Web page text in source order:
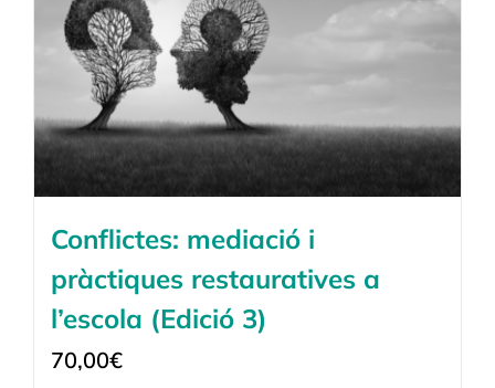
Conflictes: mediació i
pràctiques restauratives a
l’escola (Edició 3)
70,00€